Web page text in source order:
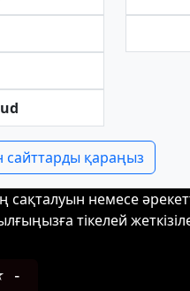
сайттарды қараңыз
сақталуын немесе
тікелей
-